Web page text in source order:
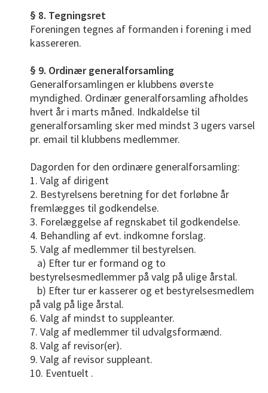
§ 8. Tegningsret
Foreningen tegnes af formanden i forening i med
kassereren.
§ 9. Ordinær generalforsamling
Generalforsamlingen er klubbens øverste
myndighed. Ordinær generalforsamling afholdes
hvert år i marts måned. Indkaldelse til
generalforsamling sker med mindst 3 ugers varsel
pr. email til klubbens medlemmer.
Dagorden for den ordinære generalforsamling:
1. Valg af dirigent
2. Bestyrelsens beretning for det forløbne år
fremlægges til godkendelse.
3. Forelæggelse af regnskabet til godkendelse.
4. Behandling af evt. indkomne forslag.
5. Valg af medlemmer til bestyrelsen.
a) Efter tur er formand og to
bestyrelsesmedlemmer på valg på ulige årstal.
b) Efter tur er kasserer og et bestyrelsesmedlem
på valg på lige årstal.
6. Valg af mindst to suppleanter.
7. Valg af medlemmer til udvalgsformænd.
8. Valg af revisor(er).
9. Valg af revisor suppleant.
10. Eventuelt .